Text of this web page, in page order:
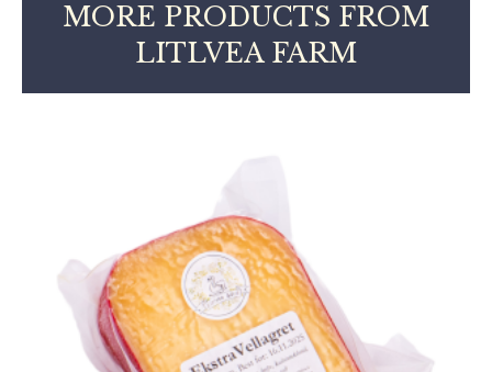
MORE PRODUCTS FROM
LITLVEA FARM